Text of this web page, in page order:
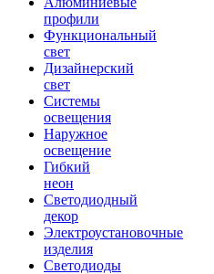
профили
Функциональный
свет
Дизайнерский
свет
Системы
освещения
Наружное
освещение
Гибкий
неон
Светодиодный
декор
Электроустановочные
изделия
Светодиоды